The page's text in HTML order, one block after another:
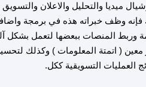
ميديا والتحليل والاعلان والتسويق
فإنه وظف خبراته هذه في برمجة
وربط المنصات ببعضها لتعمل بشكل
معين ( اتمتة المعلومات ) وكذلك
العمليات التسويقية ككل.